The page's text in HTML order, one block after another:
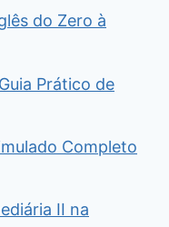
do Zero à
Prático de
Completo
II na